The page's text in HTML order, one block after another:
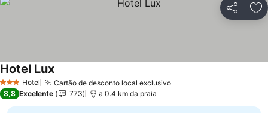
Partilhar
3 EstrelasHotel Cartão de desconto local exclusivoVer preços
Hotel LuxVer preços
8,8 Excelente 773 a 0.4 km da praia